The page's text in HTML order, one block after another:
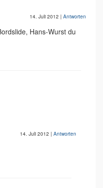
14. Juli 2012 | Antworten
Hans-Wurst du
14. Juli 2012 | Antworten